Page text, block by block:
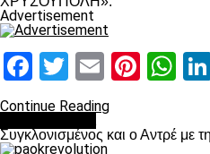
Advertisement
Facebook
Twitter
Email
Continue Reading
Συγκλονισμένος και ο Αντρέ με